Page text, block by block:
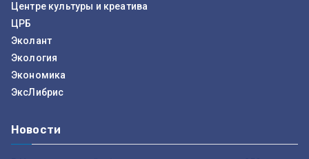
Центре культуры и креатива
ЦРБ
Эколант
Экология
Экономика
ЭксЛибрис
Новости